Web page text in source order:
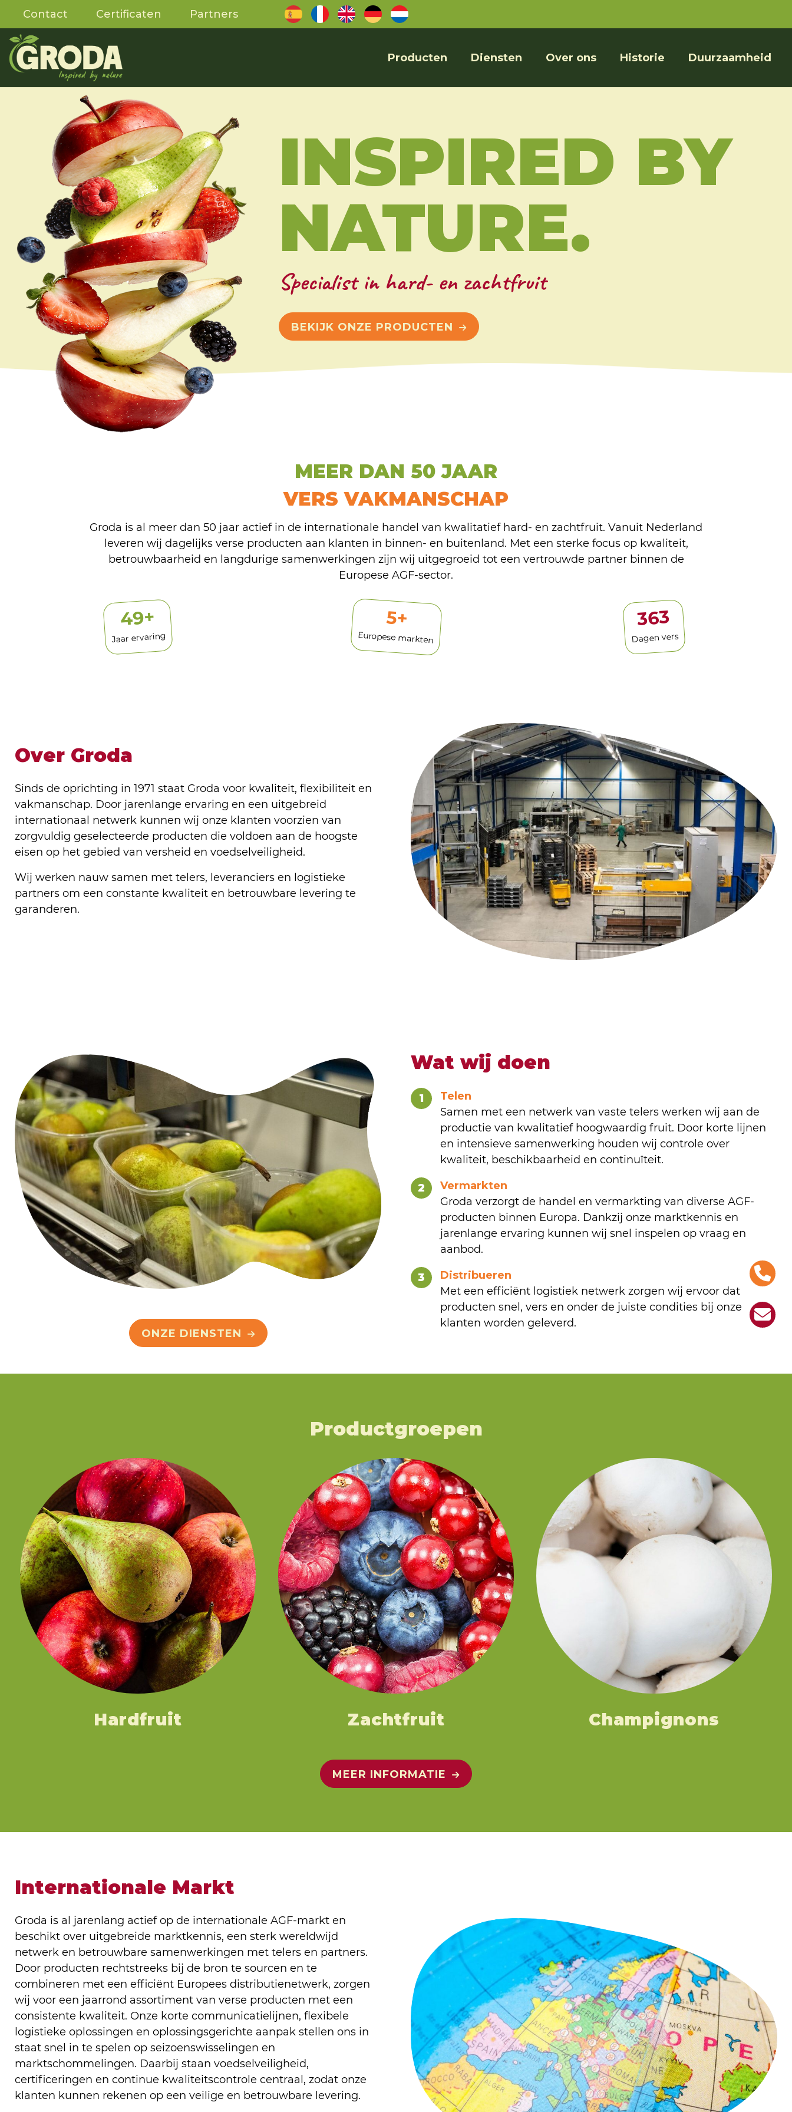
Contact Certificaten Partners
Producten Diensten Over ons Historie Duurzaamheid
INSPIRED BY
NATURE.
Specialist in hard- en zachtfruit
BEKIJK ONZE PRODUCTEN
MEER DAN 50 JAAR
VERS VAKMANSCHAP
Groda is al meer dan 50 jaar actief in de internationale handel van kwalitatief hard- en zachtfruit. Vanuit Nederland
leveren wij dagelijks verse producten aan klanten in binnen- en buitenland. Met een sterke focus op kwaliteit,
betrouwbaarheid en langdurige samenwerkingen zijn wij uitgegroeid tot een vertrouwde partner binnen de
Europese AGF-sector.
50+
Jaar ervaring
6+
Europese markten
365
Dagen vers
Over Groda
Sinds de oprichting in 1971 staat Groda voor kwaliteit, flexibiliteit en
vakmanschap. Door jarenlange ervaring en een uitgebreid
internationaal netwerk kunnen wij onze klanten voorzien van
zorgvuldig geselecteerde producten die voldoen aan de hoogste
eisen op het gebied van versheid en voedselveiligheid.
Wij werken nauw samen met telers, leveranciers en logistieke
partners om een constante kwaliteit en betrouwbare levering te
garanderen.
ONZE DIENSTEN
Wat wij doen
1
Telen
Samen met een netwerk van vaste telers werken wij aan de
productie van kwalitatief hoogwaardig fruit. Door korte lijnen
en intensieve samenwerking houden wij controle over
kwaliteit, beschikbaarheid en continuïteit.
2
Vermarkten
Groda verzorgt de handel en vermarkting van diverse AGF-
producten binnen Europa. Dankzij onze marktkennis en
jarenlange ervaring kunnen wij snel inspelen op vraag en
aanbod.
3
Distribueren
Met een efficiënt logistiek netwerk zorgen wij ervoor dat
producten snel, vers en onder de juiste condities bij onze
klanten worden geleverd.
Productgroepen
Hardfruit Zachtfruit Champignons
MEER INFORMATIE
Internationale Markt
Groda is al jarenlang actief op de internationale AGF-markt en
beschikt over uitgebreide marktkennis, een sterk wereldwijd
netwerk en betrouwbare samenwerkingen met telers en partners.
Door producten rechtstreeks bij de bron te sourcen en te
combineren met een efficiënt Europees distributienetwerk, zorgen
wij voor een jaarrond assortiment van verse producten met een
consistente kwaliteit. Onze korte communicatielijnen, flexibele
logistieke oplossingen en oplossingsgerichte aanpak stellen ons in
staat snel in te spelen op seizoenswisselingen en
marktschommelingen. Daarbij staan voedselveiligheid,
certificeringen en continue kwaliteitscontrole centraal, zodat onze
klanten kunnen rekenen op een veilige en betrouwbare levering.